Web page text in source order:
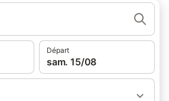
Départ
sam. 15/08